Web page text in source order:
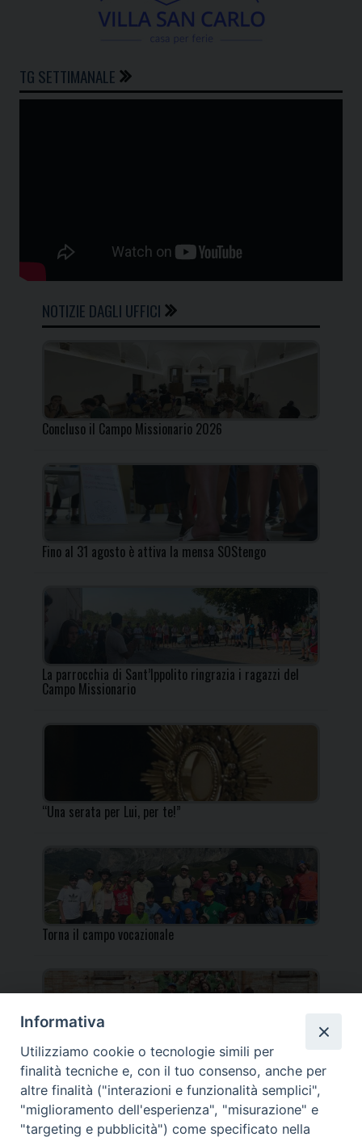
TG SETTIMANALE
NOTIZIE DAGLI UFFICI
Concluso il Campo Missionario 2026
Fino al 31 agosto è attiva la mensa SOStengo
La parrocchia di Sant’Ippolito ringrazia i ragazzi del
Campo Missionario
“Una serata per Lui, per te!”
Torna il campo vocazionale
Torna il Campo Missionario Diocesano
Informativa
Utilizziamo cookie o tecnologie simili per
finalità tecniche e, con il tuo consenso, anche per
altre finalità ("interazioni e funzionalità semplici",
"miglioramento dell'esperienza", "misurazione" e
"targeting e pubblicità") come specificato nella